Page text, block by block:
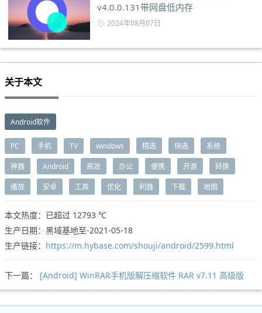
v4.0.0.131带网盘低内存
2024年08月07日
关于本文
Android软件
PC 手机 TV windows 精选 快选 系统
神器 Android 高效 办公 便携 开源 转换
播放 安卓 工具 优化 利器 下载 地图
本文热度：已超过 12793 ℃
生产日期：黑域基地至-2021-05-18
生产链接： https://m.hybase.com/shouji/android/2599.html
下一篇： [Android] WinRAR手机版解压缩软件 RAR v7.11 高级版